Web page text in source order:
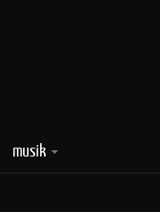
musik